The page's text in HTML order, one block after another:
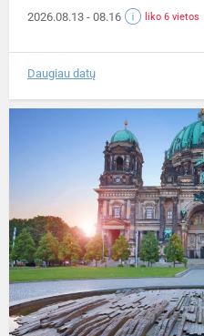
2026.08.13 - 08.16 liko 6 vietos
Daugiau datų